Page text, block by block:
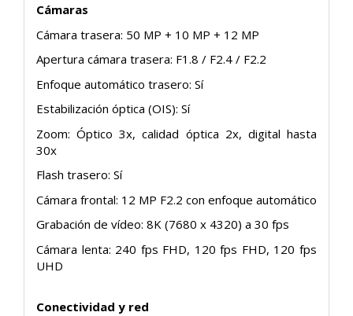
Cámaras
Cámara trasera: 50 MP + 10 MP + 12 MP
Apertura cámara trasera: F1.8 / F2.4 / F2.2
Enfoque automático trasero: Sí
Estabilización óptica (OIS): Sí
Zoom: Óptico 3x, calidad óptica 2x, digital hasta
30x
Flash trasero: Sí
Cámara frontal: 12 MP F2.2 con enfoque automático
Grabación de vídeo: 8K (7680 x 4320) a 30 fps
Cámara lenta: 240 fps FHD, 120 fps FHD, 120 fps
UHD
Conectividad y red